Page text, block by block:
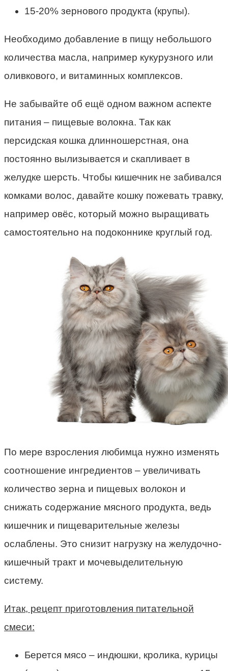
15-20% зернового продукта (крупы).
Необходимо добавление в пищу небольшого
количества масла, например кукурузного или
оливкового, и витаминных комплексов.
Не забывайте об ещё одном важном аспекте
питания – пищевые волокна. Так как
персидская кошка длинношерстная, она
постоянно вылизывается и скапливает в
желудке шерсть. Чтобы кишечник не забивался
комками волос, давайте кошку пожевать травку,
например овёс, который можно выращивать
самостоятельно на подоконнике круглый год.
По мере взросления любимца нужно изменять
соотношение ингредиентов – увеличивать
количество зерна и пищевых волокон и
снижать содержание мясного продукта, ведь
кишечник и пищеварительные железы
ослаблены. Это снизит нагрузку на желудочно-
кишечный тракт и мочевыделительную
систему.
Итак, рецепт приготовления питательной
смеси:
Берется мясо – индюшки, кролика, курицы